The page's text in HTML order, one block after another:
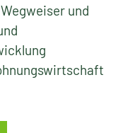
und